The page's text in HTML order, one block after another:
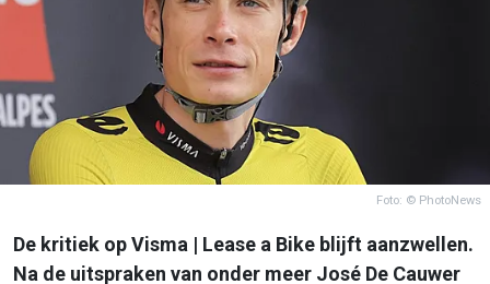
Foto: © PhotoNews
De kritiek op Visma | Lease a Bike blijft aanzwellen.
Na de uitspraken van onder meer José De Cauwer